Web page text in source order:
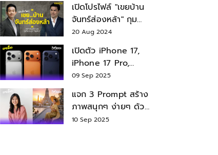
เปิดโปรไฟล์ "เขยบ้าน
จันทร์ส่องหล้า" กุม
บังเหียนธุรกิจตระกูล
"ชินวัตร"
20 Aug 2024
เปิดตัว iPhone 17,
iPhone 17 Pro,
iPhone 17 Air สเปค
09 Sep 2025
แจก 3 Prompt สร้าง
ภาพสนุกๆ ง่ายๆ ด้วย
Nano Banana ใน
10 Sep 2025